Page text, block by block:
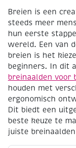
Breien is een
steeds meer
hun eerste
wereld. Een van
breien is het
beginners. In dit
breinaalden voor
houden met
ergonomisch
Dit biedt een
beste keuze te
juiste